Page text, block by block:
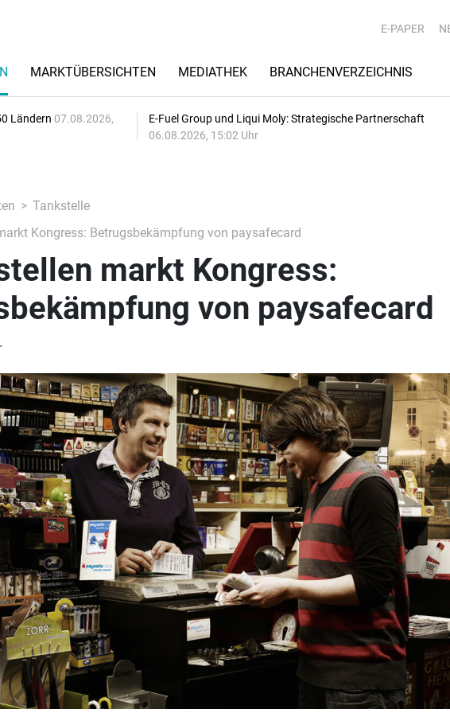
E-PAPER
MARKTÜBERSICHTEN MEDIATHEK BRANCHENVERZEICHNIS
Ländern 07.08.2026,
E-Fuel Group und Liqui Moly: Strategische Partnerschaft
06.08.2026, 15:02 Uhr
Tankstelle
Kongress: Betrugsbekämpfung von paysafecard
markt Kongress:
von paysafecard